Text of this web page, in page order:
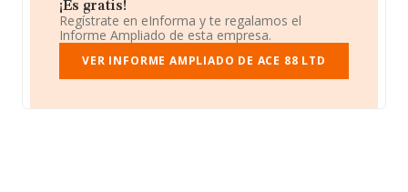
¡Es gratis!
Regístrate en eInforma y te regalamos el
Informe Ampliado de esta empresa.
VER INFORME AMPLIADO DE ACE 88 LTD